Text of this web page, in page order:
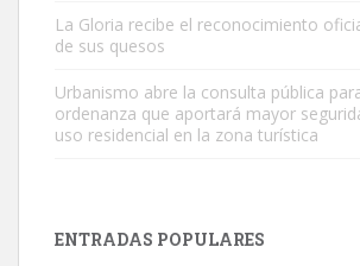
La Gloria recibe el reconocimiento
de sus quesos
Urbanismo abre la consulta pública
ordenanza que aportará mayor
uso residencial en la zona turística
ENTRADAS POPULARES